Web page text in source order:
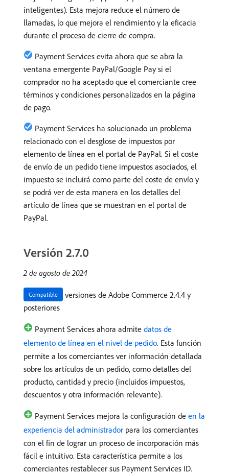
inteligentes). Esta mejora reduce el número de
llamadas, lo que mejora el rendimiento y la eficacia
durante el proceso de cierre de compra.
Payment Services evita ahora que se abra la
ventana emergente PayPal/Google Pay si el
comprador no ha aceptado que el comerciante cree
términos y condiciones personalizados en la página
de pago.
Payment Services ha solucionado un problema
relacionado con el desglose de impuestos por
elemento de línea en el portal de PayPal. Si el coste
de envío de un pedido tiene impuestos asociados, el
impuesto se incluirá como parte del coste de envío y
se podrá ver de esta manera en los detalles del
artículo de línea que se muestran en el portal de
PayPal.
Versión 2.7.0
2 de agosto de 2024
Compatible
versiones de Adobe Commerce 2.4.4 y
posteriores
Payment Services ahora admite datos de
elemento de línea en el nivel de pedido. Esta función
permite a los comerciantes ver información detallada
sobre los artículos de un pedido, como detalles del
producto, cantidad y precio (incluidos impuestos,
descuentos y otra información relevante).
Payment Services mejora la configuración de en la
experiencia del administrador para los comerciantes
con el fin de lograr un proceso de incorporación más
fácil e intuitivo. Esta característica permite a los
comerciantes restablecer sus Payment Services ID.